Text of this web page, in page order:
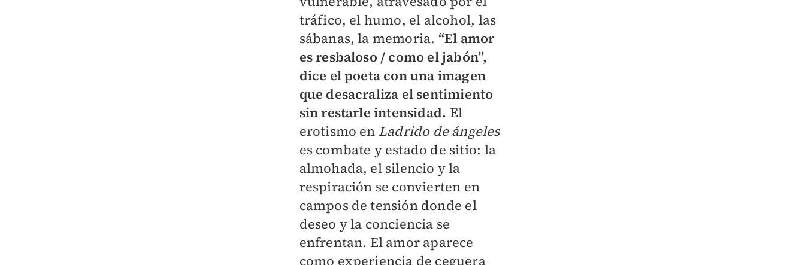
tráfico, el humo, el alcohol, las
sábanas, la memoria. “El amor
es resbaloso / como el jabón”,
dice el poeta con una imagen
que desacraliza el sentimiento
sin restarle intensidad. El
erotismo en Ladrido de ángeles
es combate y estado de sitio: la
almohada, el silencio y la
respiración se convierten en
campos de tensión donde el
deseo y la conciencia se
enfrentan. El amor aparece
como experiencia de ceguera